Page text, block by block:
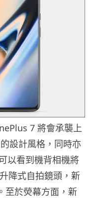
7 將會承襲上
設計風格，同時亦
以看到機背相機將
降式自拍鏡頭，新
至於熒幕方面，新